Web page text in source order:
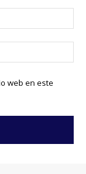
web en este